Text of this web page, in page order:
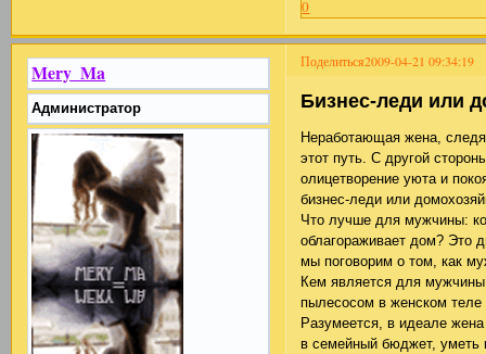
0
Поделиться2009-04-21 09:34:19
Mery_Ma
Администратор Бизнес-леди или
Неработающая жена,
этот путь. С другой
олицетворение уюта и
бизнес-леди или
Что лучше для мужчины:
облагораживает дом? Это
мы поговорим о том, как
Кем является для
пылесосом в женском
Разумеется, в идеале
в семейный бюджет, уметь